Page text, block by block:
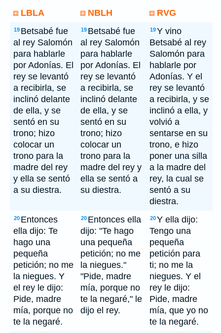
LBLA
NBLH RVG
19 Betsabé fue
al rey Salomón
para hablarle
por Adonías. El
rey se levantó
a recibirla, se
inclinó delante
de ella, y se
sentó en su
trono; hizo
colocar un
trono para la
madre del rey
y ella se sentó
a su diestra.
19 Betsabé fue
al rey Salomón
para hablarle
por Adonías. El
rey se levantó
a recibirla, se
inclinó delante
de ella, y se
sentó en su
trono; hizo
colocar un
trono para la
madre del rey y
ella se sentó a
su diestra.
19Y vino
Betsabé al rey
Salomón para
hablarle por
Adonías. Y el
rey se levantó
a recibirla, y se
inclinó a ella, y
volvió a
sentarse en su
trono, e hizo
poner una silla
a la madre del
rey, la cual se
sentó a su
diestra.
20 Entonces
ella dijo: Te
hago una
pequeña
petición; no me
la niegues. Y
el rey le dijo:
Pide, madre
mía, porque no
te la negaré.
20 Entonces ella
dijo: "Te hago
una pequeña
petición; no me
la niegues."
"Pide, madre
mía, porque no
te la negaré," le
dijo el rey.
20Y ella dijo:
Tengo una
pequeña
petición para
ti; no me la
niegues. Y el
rey le dijo:
Pide, madre
mía, que yo no
te la negaré.